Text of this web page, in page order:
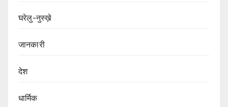
घरेलु-नुस्ख़े
जानकारी
देश
धार्मिक